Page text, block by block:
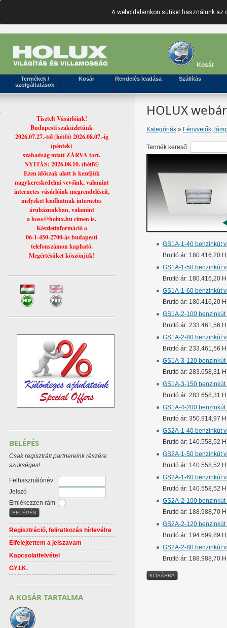
A weboldalainkon sütiket használunk
Kosár
Termékek /
szolgáltatások
Kosár Rendelés leadása Szállítás
HOLUX
Kategóriák» Fényvetők,
Termék kereső:
GS1A-1-40 benzinkút
Bruttó ár: 180.416,20
GS1A-1-50 benzinkút
Bruttó ár: 180.416,20
GS1A-1-60 benzinkút
Bruttó ár: 180.416,20
GS1A-2-100
Bruttó ár: 233.461,56
GS1A-2-80 benzinkút
Bruttó ár: 233.461,56
GS1A-3-120
Bruttó ár: 283.658,31
GS1A-3-150
Bruttó ár: 283.658,31
GS1A-4-200
Bruttó ár: 350.914,97
GS2A-1-40 benzinkút
Bruttó ár: 140.558,52
GS2A-1-50 benzinkút
Bruttó ár: 140.558,52
GS2A-1-60 benzinkút
Bruttó ár: 140.558,52
GS2A-2-100
Bruttó ár: 188.988,70
GS2A-2-120
Bruttó ár: 194.699,89
GS2A-2-80 benzinkút
Bruttó ár: 188.988,70
Tisztelt Vásárlóink!
Budapesti szaküzletünk
2026.07.27.-től (hétfő) 2026.08.07.-ig
(péntek)
szabadság miatt ZÁRVA tart.
NYITÁS: 2026.08.10. (hétfő)
Ezen időszak alatt is kezeljük
nagykereskedelmi vevőink, valamint
internetes vásárlóink megrendeléseit,
melyeket leadhatnak internetes
áruházunkban, valamint
a hoso@holux.hu címen is.
Készletinformáció a
06-1-450-2700-ás budapesti
telefonszámon kapható.
Megértésüket köszönjük!
BELÉPÉS
Csak regisztrált partnereink részére
szükséges!
Felhasználónév
Jelszó
Emlékezzen rám
Regisztráció, feliratkozás hírlevélre
Elfelejtettem a jelszavam
Kapcsolatfelvétel
GY.I.K.
A KOSÁR TARTALMA